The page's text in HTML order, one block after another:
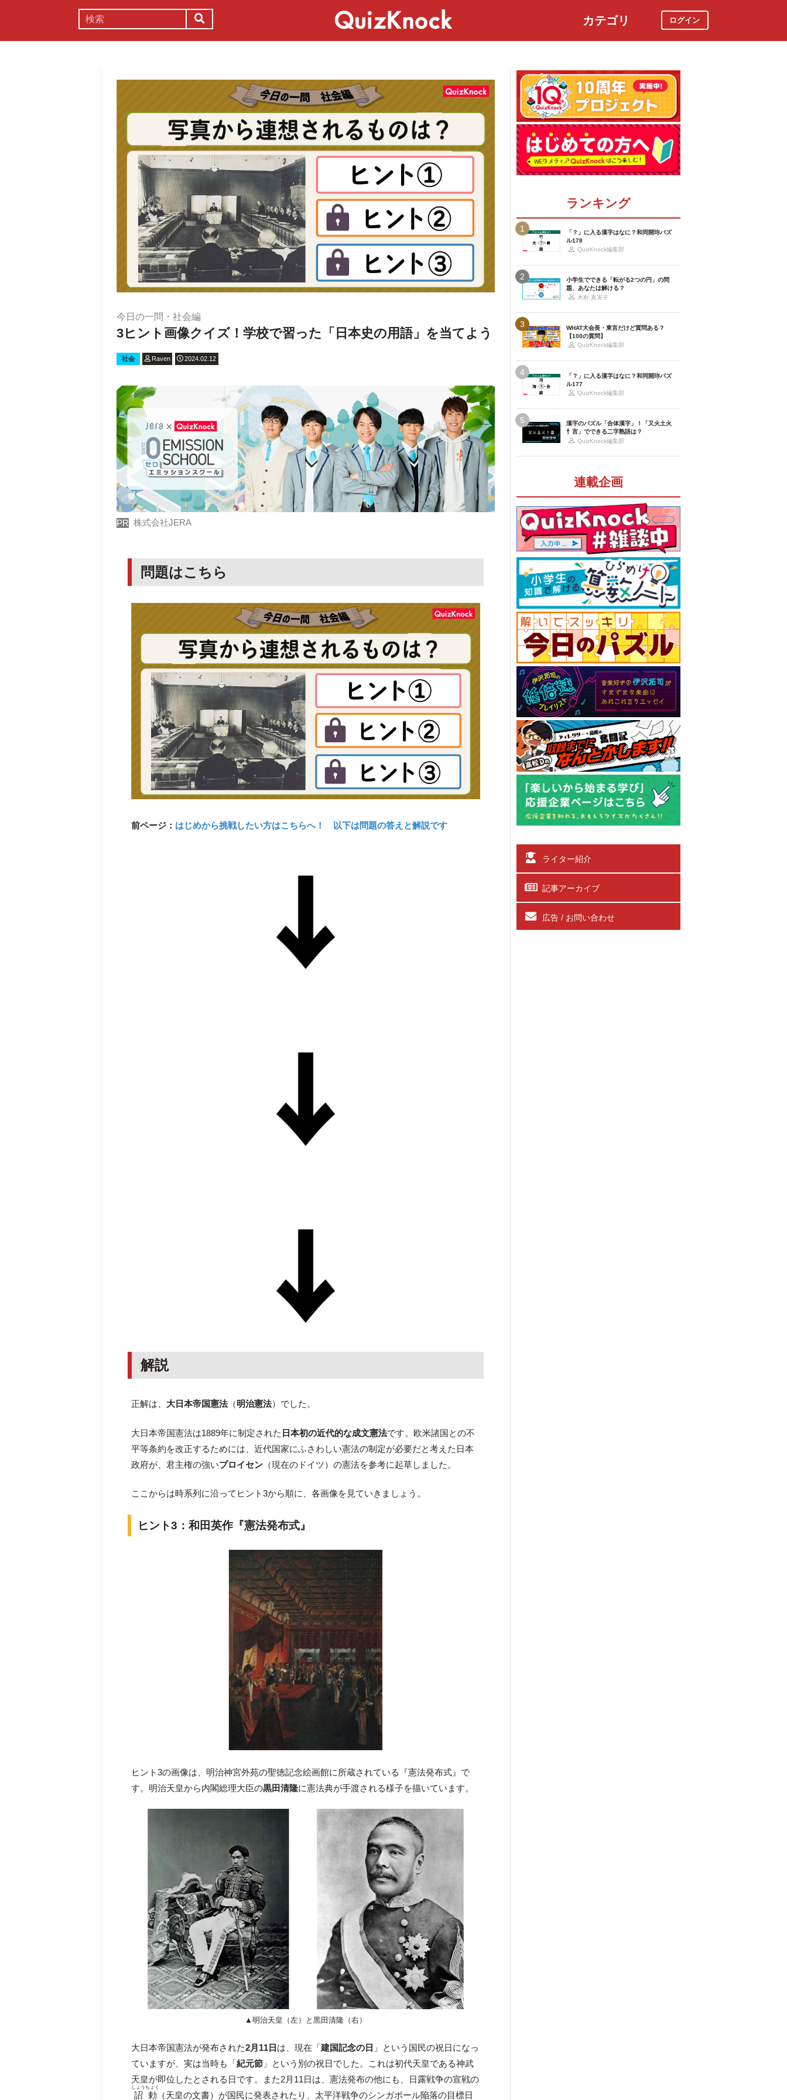
カテゴリ ログイン
今日の一問・社会編
3ヒント画像クイズ！学校で習った「日本史の用語」を当てよう
社会 Raven 2024.02.12
PR 株式会社JERA
問題はこちら
前ページ： はじめから挑戦したい方はこちらへ！ 以下は問題の答えと解説です
解説
正解は、 大日本帝国憲法（明治憲法）でした。
大日本帝国憲法は1889年に制定された 日本初の近代的な成文憲法です。欧米諸国との不
平等条約を改正するためには、近代国家にふさわしい憲法の制定が必要だと考えた日本
政府が、君主権の強いプロイセン （現在のドイツ）の憲法を参考に起草しました。
ここからは時系列に沿ってヒント3から順に、各画像を見ていきましょう。
ヒント3：和田英作『憲法発布式』
ヒント3の画像は、明治神宮外苑の聖徳記念絵画館に所蔵されている『憲法発布式』で
す。明治天皇から内閣総理大臣の黒田清隆に憲法典が手渡される様子を描いています。
▲明治天皇（左）と黒田清隆（右）
大日本帝国憲法が発布された2月11日 は、現在「建国記念の日 」という国民の祝日になっ
ていますが、実は当時も「紀元節 」という別の祝日でした。これは初代天皇である神武
天皇が即位したとされる日です。また2月11日は、憲法発布の他にも、日露戦争の宣戦の
詔勅
しょうちょく
（天皇の文書）が国民に発表されたり、太平洋戦争のシンガポール陥落の目標日
ランキング
1
「？」に入る漢字はなに？和同開珎パズ
ル178
QuizKnock編集部
2
小学生でできる「転がる2つの円」の問
題、あなたは解ける？
木村 真実子
3
WHAT大会長・東言だけど質問ある？
【100の質問】
QuizKnock編集部
4
「？」に入る漢字はなに？和同開珎パズ
ル177
QuizKnock編集部
5
漢字のパズル「合体漢字」！「又火土火
忄言」でできる二字熟語は？
QuizKnock編集部
連載企画
ライター紹介
記事アーカイブ
広告 / お問い合わせ